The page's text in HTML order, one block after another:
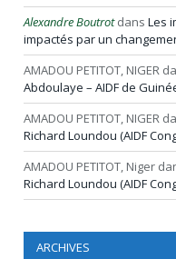
Alexandre Boutrotdans Les
impactés par un
AMADOU PETITOT, NIGER
Abdoulaye – AIDF de
AMADOU PETITOT, NIGER
Richard Loundou (AIDF
AMADOU PETITOT, Niger
Richard Loundou (AIDF
ARCHIVES